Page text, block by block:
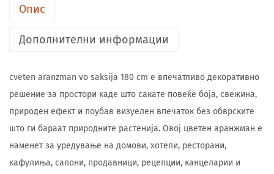
Опис
Дополнителни информации
cveten aranzman vo saksija 180 cm е впечатливо декоративно
решение за простори каде што сакате повеќе боја, свежина,
природен ефект и поубав визуелен впечаток без обврските
што ги бараат природните растенија. Овој цветен аранжман е
наменет за уредување на домови, хотели, ресторани,
кафулиња, салони, продавници, рецепции, канцеларии и